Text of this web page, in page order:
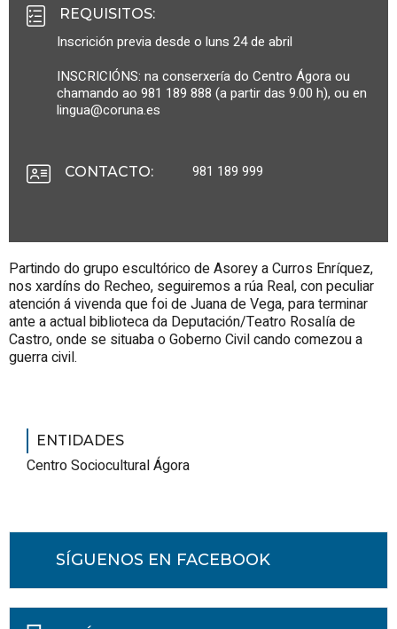
REQUISITOS:
Inscrición previa desde o luns 24 de abril
INSCRICIÓNS: na conserxería do Centro Ágora ou
chamando ao 981 189 888 (a partir das 9.00 h), ou en
lingua@coruna.es
CONTACTO: 981 189 999
Partindo do grupo escultórico de Asorey a Curros Enríquez,
nos xardíns do Recheo, seguiremos a rúa Real, con peculiar
atención á vivenda que foi de Juana de Vega, para terminar
ante a actual biblioteca da Deputación/Teatro Rosalía de
Castro, onde se situaba o Goberno Civil cando comezou a
guerra civil.
ENTIDADES
Centro Sociocultural Ágora
SÍGUENOS EN FACEBOOK